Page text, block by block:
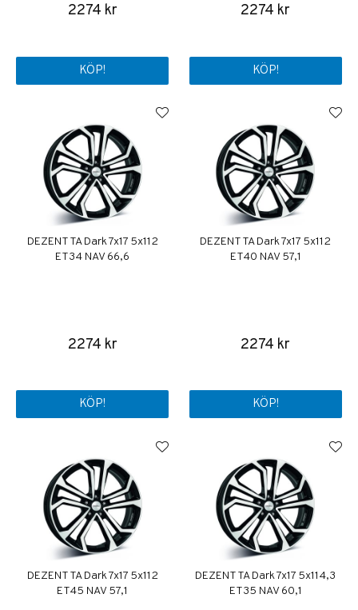
2274 kr
KÖP!
2274 kr
KÖP!
DEZENT TA Dark 7x17 5x112
ET34 NAV 66,6
2274 kr
KÖP!
DEZENT TA Dark 7x17 5x112
ET40 NAV 57,1
2274 kr
KÖP!
DEZENT TA Dark 7x17 5x112
ET45 NAV 57,1
DEZENT TA Dark 7x17 5x114,3
ET35 NAV 60,1